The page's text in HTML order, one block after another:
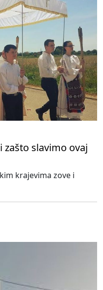
zašto slavimo ovaj
krajevima zove i